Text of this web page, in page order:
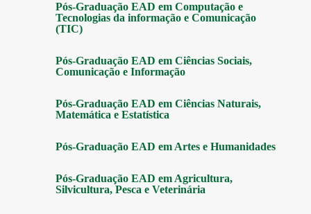
Pós-Graduação EAD em Computação e
Tecnologias da informação e Comunicação
(TIC)
Pós-Graduação EAD em Ciências Sociais,
Comunicação e Informação
Pós-Graduação EAD em Ciências Naturais,
Matemática e Estatística
Pós-Graduação EAD em Artes e Humanidades
Pós-Graduação EAD em Agricultura,
Silvicultura, Pesca e Veterinária